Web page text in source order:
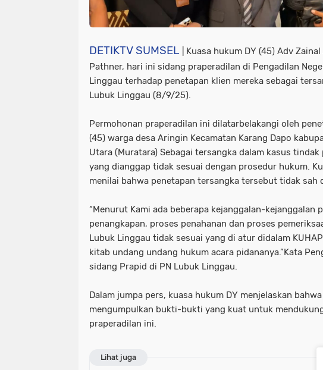
DETIKTV SUMSEL | Kuasa hukum DY (45) Adv
Pathner, hari ini sidang praperadilan di Pengadilan
Linggau terhadap penetapan klien mereka sebagai
Lubuk Linggau (8/9/25).
Permohonan praperadilan ini dilatarbelakangi oleh
(45) warga desa Aringin Kecamatan Karang Dapo
Utara (Muratara) Sebagai tersangka dalam kasus
yang dianggap tidak sesuai dengan prosedur hukum.
menilai bahwa penetapan tersangka tersebut tidak sah
“Menurut Kami ada beberapa kejanggalan-kejanggalan
penangkapan, proses penahanan dan proses
Lubuk Linggau tidak sesuai yang di atur didalam
kitab undang undang hukum acara pidananya.”Kata
sidang Prapid di PN Lubuk Linggau.
Dalam jumpa pers, kuasa hukum DY menjelaskan
mengumpulkan bukti-bukti yang kuat untuk
praperadilan ini.
Lihat juga